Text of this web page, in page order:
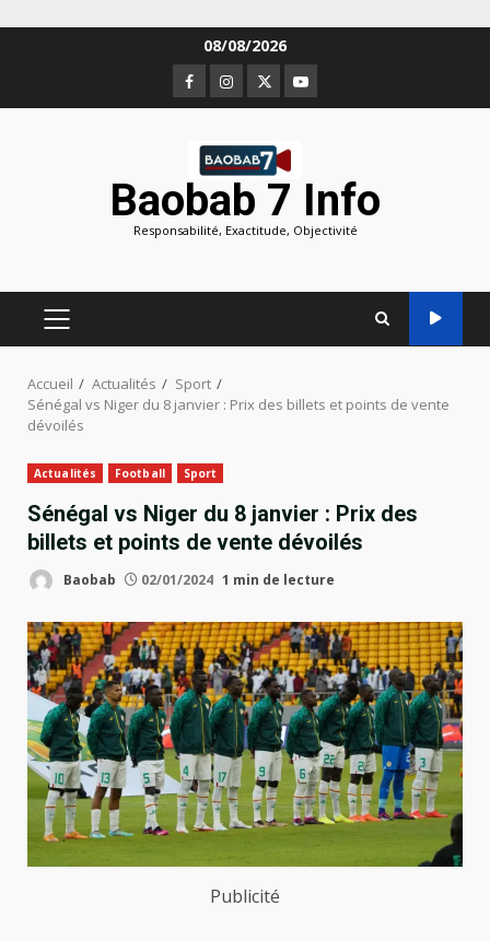
08/08/2026
Facebook
Instagram
TwitterYoutube
Baobab 7 Info
Responsabilité, Exactitude, Objectivité
MENU
PRINCIPAL
Accueil Actualités
Sport
Sénégal vs Niger du 8 janvier : Prix des billets et points de vente
dévoilés
Actualités Football Sport
Sénégal vs Niger du 8 janvier : Prix des
billets et points de vente dévoilés
Baobab 02/01/2024 1 min de lecture
Publicité